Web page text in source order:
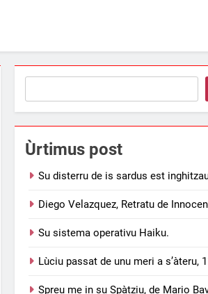
Ùrtimus post
Su disterru de is sardus est
Diego Velazquez, Retratu de
Su sistema operativu Haiku.
Lùciu passat de unu meri a s’àteru,
Spreu me in su Spàtziu, de Mario